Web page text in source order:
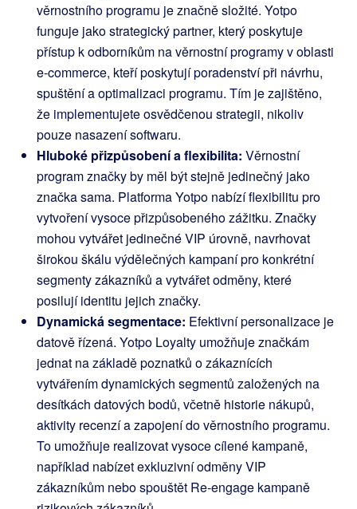
věrnostního programu je značně složité. Yotpo
funguje jako strategický partner, který poskytuje
přístup k odborníkům na věrnostní programy v oblasti
e-commerce, kteří poskytují poradenství při návrhu,
spuštění a optimalizaci programu. Tím je zajištěno,
že implementujete osvědčenou strategii, nikoliv
pouze nasazení softwaru.
Hluboké přizpůsobení a flexibilita: Věrnostní
program značky by měl být stejně jedinečný jako
značka sama. Platforma Yotpo nabízí flexibilitu pro
vytvoření vysoce přizpůsobeného zážitku. Značky
mohou vytvářet jedinečné VIP úrovně, navrhovat
širokou škálu výdělečných kampaní pro konkrétní
segmenty zákazníků a vytvářet odměny, které
posilují identitu jejich značky.
Dynamická segmentace: Efektivní personalizace je
datově řízená. Yotpo Loyalty umožňuje značkám
jednat na základě poznatků o zákaznících
vytvářením dynamických segmentů založených na
desítkách datových bodů, včetně historie nákupů,
aktivity recenzí a zapojení do věrnostního programu.
To umožňuje realizovat vysoce cílené kampaně,
například nabízet exkluzivní odměny VIP
zákazníkům nebo spouštět Re-engage kampaně